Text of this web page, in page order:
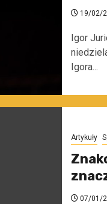
19/02/
Igor
Igora...
Artykuły
07/01/